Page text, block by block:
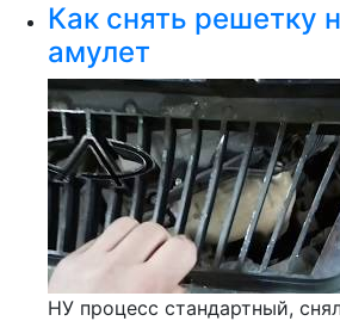
Как снять решетку
амулет
НУ процесс стандартный,